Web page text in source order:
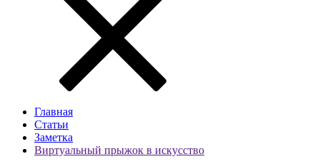
Главная
Статьи
Заметка
Виртуальный прыжок в искусство